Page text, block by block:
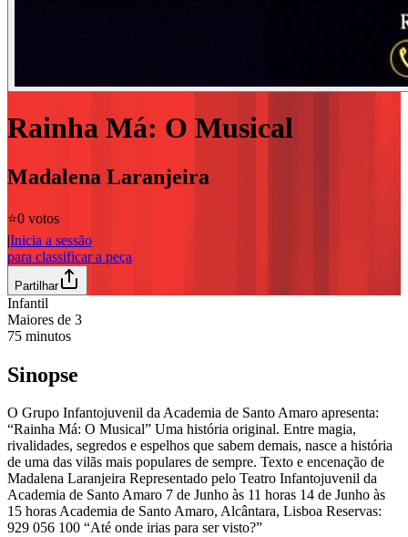
Rainha Má: O Musical
Madalena Laranjeira
⭐️0 votos
|Inicia a sessão
para classificar a peça
Partilhar
Infantil
Maiores de 3
75 minutos
Sinopse
O Grupo Infantojuvenil da Academia de Santo Amaro apresenta:
“Rainha Má: O Musical” Uma história original. Entre magia,
rivalidades, segredos e espelhos que sabem demais, nasce a história
de uma das vilãs mais populares de sempre. Texto e encenação de
Madalena Laranjeira Representado pelo Teatro Infantojuvenil da
Academia de Santo Amaro 7 de Junho às 11 horas 14 de Junho às
15 horas Academia de Santo Amaro, Alcântara, Lisboa Reservas:
929 056 100 “Até onde irias para ser visto?”